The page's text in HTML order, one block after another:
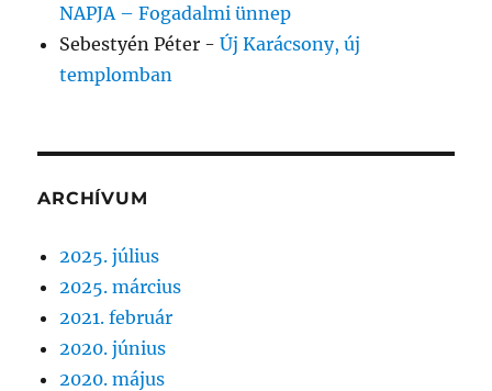
NAPJA – Fogadalmi ünnep
Sebestyén Péter -Új Karácsony, új
templomban
ARCHÍVUM
2025. július
2025. március
2021. február
2020. június
2020. május